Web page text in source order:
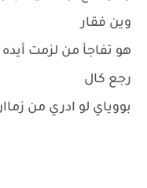
وين فقار
هو تفاجأ من لزمت
رجع كال
بووياي لو ادري من